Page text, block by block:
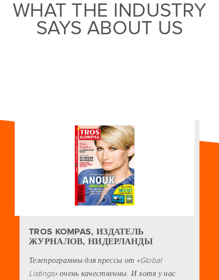
WHAT THE INDUSTRY
SAYS ABOUT US
TROS KOMPAS, ИЗДАТЕЛЬ
ЖУРНАЛОВ, НИДЕРЛАНДЫ
Телепрограммы для прессы от «Global
Listings» очень качественны. И хотя у нас